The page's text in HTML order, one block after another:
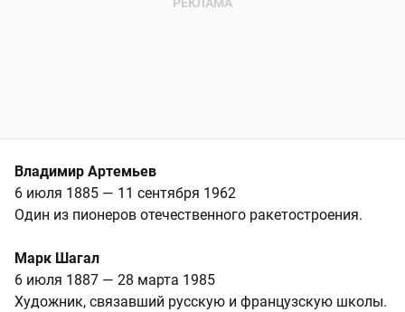
Владимир Артемьев
6 июля 1885 — 11 сентября 1962
Один из пионеров отечественного ракетостроения.
Марк Шагал
6 июля 1887 — 28 марта 1985
Художник, связавший русскую и французскую школы.